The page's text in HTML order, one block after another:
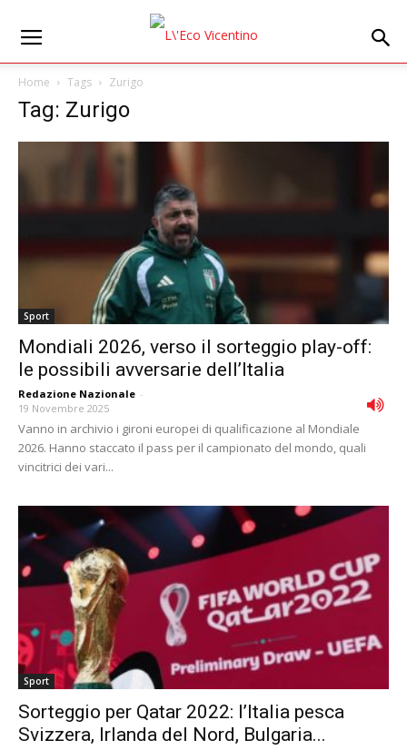
Home Tags Zurigo
Tag: Zurigo
Sport
Mondiali 2026, verso il sorteggio play-off:
le possibili avversarie dell’Italia
Redazione Nazionale -
19 Novembre 2025
Vanno in archivio i gironi europei di qualificazione al Mondiale
2026. Hanno staccato il pass per il campionato del mondo, quali
vincitrici dei vari...
Sport
Sorteggio per Qatar 2022: l’Italia pesca
Svizzera, Irlanda del Nord, Bulgaria...